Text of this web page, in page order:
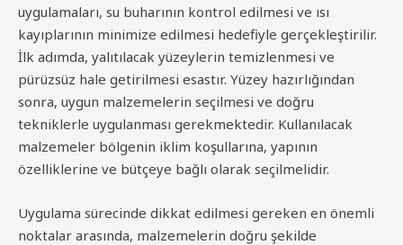
uygulamaları, su buharının kontrol edilmesi ve ısı
kayıplarının minimize edilmesi hedefiyle gerçekleştirilir.
İlk adımda, yalıtılacak yüzeylerin temizlenmesi ve
pürüzsüz hale getirilmesi esastır. Yüzey hazırlığından
sonra, uygun malzemelerin seçilmesi ve doğru
tekniklerle uygulanması gerekmektedir. Kullanılacak
malzemeler bölgenin iklim koşullarına, yapının
özelliklerine ve bütçeye bağlı olarak seçilmelidir.
Uygulama sürecinde dikkat edilmesi gereken en önemli
noktalar arasında, malzemelerin doğru şekilde